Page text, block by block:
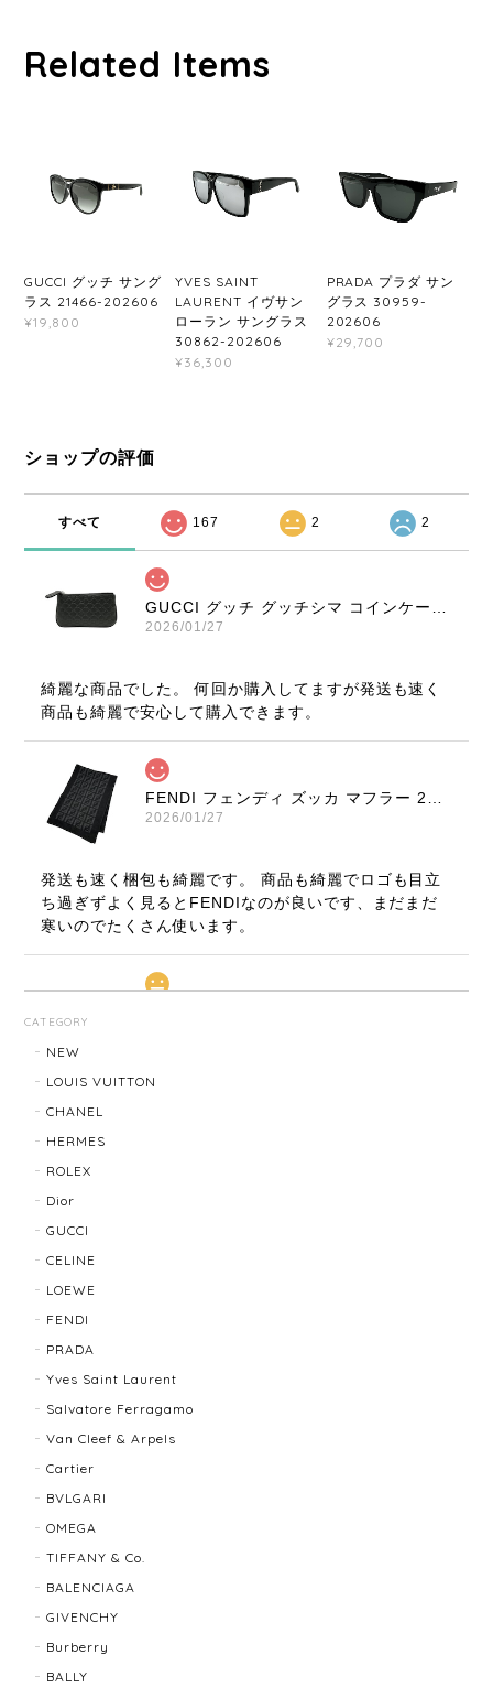
Related Items
GUCCI グッチ サング
ラス 21466-202606
¥19,800
YVES SAINT
LAURENT イヴサン
ローラン サングラス
30862-202606
¥36,300
PRADA プラダ サン
グラス 30959-
202606
¥29,700
ショップの評価
すべて 167 2 2
GUCCI グッチ グッチシマ コインケース ブラック 9347-202212
2026/01/27
綺麗な商品でした。 何回か購入してますが発送も速く
商品も綺麗で安心して購入できます。
FENDI フェンディ ズッカ マフラー 22816-202512
2026/01/27
発送も速く梱包も綺麗です。 商品も綺麗でロゴも目立
ち過ぎずよく見るとFENDIなのが良いです、まだまだ
寒いのでたくさん使います。
でした！ありがとうございました。また機会ありまし
たら利用させていただきたいと思いました🙇‍♀️
迅速に対応してくださり、ありがとうございます。 品
物の状態も良く、満足しております🥰 また機会があり
ましたらよろしくお願いします！
CATEGORY
NEW
LOUIS VUITTON
CHANEL
HERMES
ROLEX
Dior
GUCCI
CELINE
LOEWE
FENDI
PRADA
Yves Saint Laurent
Salvatore Ferragamo
Van Cleef & Arpels
Cartier
BVLGARI
OMEGA
TIFFANY & Co.
BALENCIAGA
GIVENCHY
Burberry
BALLY